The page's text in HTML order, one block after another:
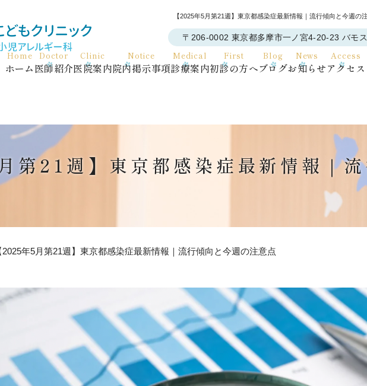
【2025年5月第21週】東京都感染症最新情報｜流行傾向と今週
〒206-0002 東京都多摩市一ノ宮4-20-23 バモ
Home
ホーム
Doctor
医師紹介
Clinic
医院案内
Notice
院内掲示事項
Medical
診療案内
First
初診の方へ
Blog
ブログ
News
お知らせ
Access
アクセス
第21週】東京都感染症最新情報｜
2025年5月第21週】東京都感染症最新情報｜流行傾向と今週の注意点